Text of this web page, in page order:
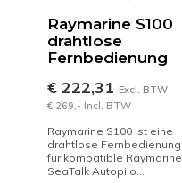
Raymarine S100
drahtlose
Fernbedienung
€ 222,31 Excl. BTW
€ 269,- Incl. BTW
Raymarine S100 ist eine
drahtlose Fernbedienung
für kompatible Raymarine
SeaTalk Autopilo...